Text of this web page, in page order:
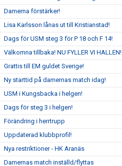
Damerna förstärker!
Lisa Karlsson lånas ut till Kristianstad!
Dags för USM steg 3 för P 18 och F 14!
Välkomna tillbaka! NU FYLLER VI HALLEN!
Grattis till EM guldet Sverige!
Ny starttid på damernas match idag!
USM i Kungsbacka i helgen!
Dags för steg 3 i helgen!
Förändring i herrtrupp
Uppdaterad klubbprofil!
Nya restriktioner - HK Aranäs
Damernas match inställd/flyttas